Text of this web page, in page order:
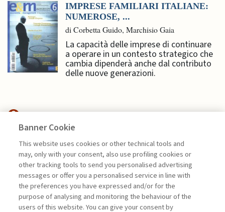
IMPRESE FAMILIARI ITALIANE:
NUMEROSE, ...
di Corbetta Guido, Marchisio Gaia
La capacità delle imprese di continuare
a operare in un contesto strategico che
cambia dipenderà anche dal contributo
delle nuove generazioni.
MANAGEMENT TIPS
GEOPOLITICA: UN ASSET PER LE
IMPRESE ...
di Marco Valigi
Banner Cookie
This website uses cookies or other technical tools and
may, only with your consent, also use profiling cookies or
other tracking tools to send you personalised advertising
messages or offer you a personalised service in line with
the preferences you have expressed and/or for the
purpose of analysing and monitoring the behaviour of the
users of this website. You can give your consent by